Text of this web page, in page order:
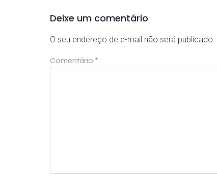
Deixe um comentário
O seu endereço de e-mail não será publicado.
Comentário *